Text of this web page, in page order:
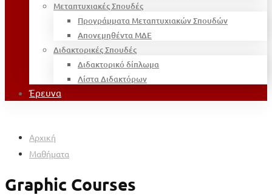
Μεταπτυχιακές Σπουδές
Προγράμματα Μεταπτυχιακών Σπουδών
Απονεμηθέντα ΜΔΕ
Διδακτορικές Σπουδές
Διδακτορικό δίπλωμα
Λίστα Διδακτόρων
Έρευνα
Αρχική
Μαθήματα
Graphic Courses